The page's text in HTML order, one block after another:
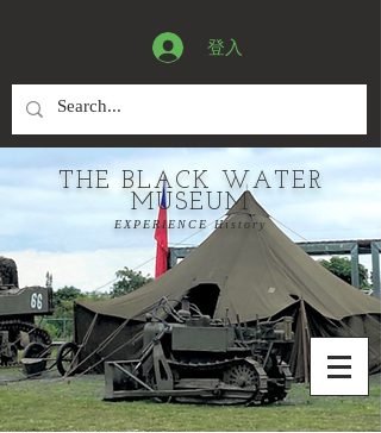
登入
THE BLACK WATER
MUSEUM
EXPERIENCE History